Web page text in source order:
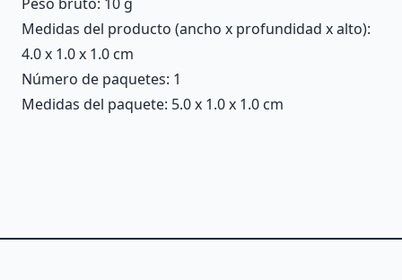
Medidas del producto (ancho x profundidad x alto):
4.0 x 1.0 x 1.0 cm
Número de paquetes: 1
Medidas del paquete: 5.0 x 1.0 x 1.0 cm